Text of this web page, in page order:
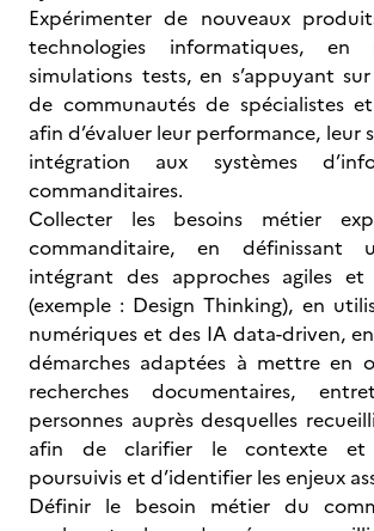
Expérimenter de nouveaux
technologies informatiques, en
simulations tests, en s’appuyant
de communautés de spécialistes
afin d’évaluer leur performance, leur
intégration aux systèmes
commanditaires.
Collecter les besoins métier
commanditaire, en définissant
intégrant des approches agiles et
(exemple : Design Thinking), en
numériques et des IA data-driven,
démarches adaptées à mettre en
recherches documentaires,
personnes auprès desquelles
afin de clarifier le contexte et
poursuivis et d’identifier les enjeux
Définir le besoin métier du